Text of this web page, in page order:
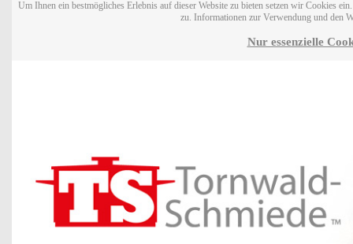
Um Ihnen ein bestmögliches Erlebnis auf dieser Website zu bieten setzen wir Cookies
zu. Informationen zur Verwendung und den
Nur essenzielle